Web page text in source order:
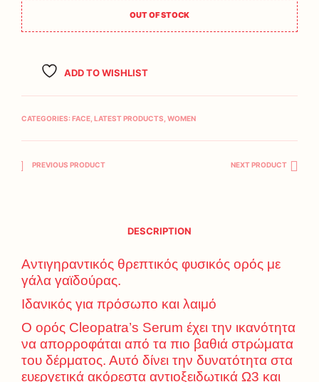
OUT OF STOCK
ADD TO WISHLIST
CATEGORIES: FACE LATEST PRODUCTS WOMEN
PREVIOUS PRODUCT NEXT PRODUCT
DESCRIPTION
Αντιγηραντικός θρεπτικός φυσικός ορός με
γάλα γαϊδούρας.
Ιδανικός για πρόσωπο και λαιμό
Ο ορός Cleopatra’s Serum έχει την ικανότητα
να απορροφάται από τα πιο βαθιά στρώματα
του δέρματος. Αυτό δίνει την δυνατότητα στα
ευεργετικά ακόρεστα αντιοξειδωτικά Ω3 και